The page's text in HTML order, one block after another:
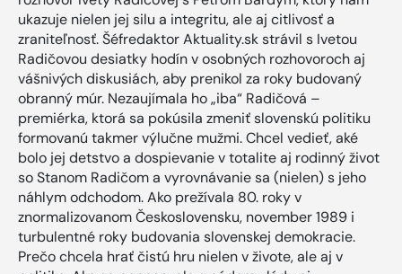
ukazuje nielen jej silu a integritu, ale aj citlivosť a
zraniteľnosť. Šéfredaktor Aktuality.sk strávil s Ivetou
Radičovou desiatky hodín v osobných rozhovoroch aj
vášnivých diskusiách, aby prenikol za roky budovaný
obranný múr. Nezaujímala ho „iba“ Radičová –
premiérka, ktorá sa pokúsila zmeniť slovenskú politiku
formovanú takmer výlučne mužmi. Chcel vedieť, aké
bolo jej detstvo a dospievanie v totalite aj rodinný život
so Stanom Radičom a vyrovnávanie sa (nielen) s jeho
náhlym odchodom. Ako prežívala 80. roky v
znormalizovanom Československu, november 1989 i
turbulentné roky budovania slovenskej demokracie.
Prečo chcela hrať čistú hru nielen v živote, ale aj v